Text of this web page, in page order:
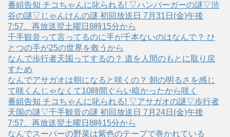
番組告知 チコちゃんに叱られる! ▽ハンバーガーの謎▽渋
谷の謎▽じゃんけんの謎 初回放送日 7月31日(金)午後
7:57、再放送翌土曜日8時15分から
千手観音って言ってるのに手が千本ないのはなんで？ ひ
とつの手が25の世界を救うから
なんで歩行者天国ってするの？ 道を人間のもとに取り戻
すため
なんでアサガオは朝になると咲くの？ 朝の明るさを感じ
て咲くんじゃなくて10時間ぐらい暗かったから咲く
番組告知 チコちゃんに叱られる! ▽アサガオの謎▽歩行者
天国の謎▽千手観音の謎 初回放送日 7月24日(金)午後
7:57、再放送翌土曜日8時15分から
なんでスーパーの野菜は紫色のテープで巻かれている